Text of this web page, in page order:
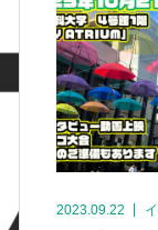
2023.09.22